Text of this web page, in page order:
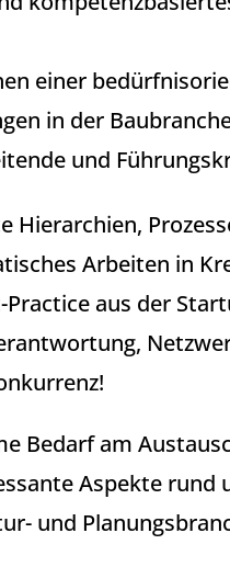
einer
in der
und
Hierarchien,
Arbeiten in
aus der
Bedarf am
Aspekte rund
und